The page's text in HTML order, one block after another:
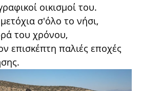
οικισμοί του.
σ'όλο το νήσι,
του χρόνου,
επισκέπτη παλιές εποχές